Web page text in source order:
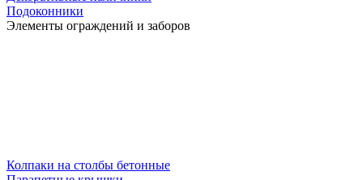
Подоконники
Элементы ограждений и заборов
Колпаки на столбы бетонные